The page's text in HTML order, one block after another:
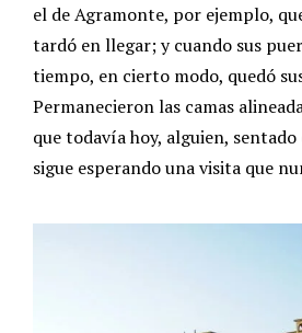
el de Agramonte, por ejemplo,
tardó en llegar; y cuando sus
tiempo, en cierto modo, quedó
Permanecieron las camas
que todavía hoy, alguien,
sigue esperando una visita que